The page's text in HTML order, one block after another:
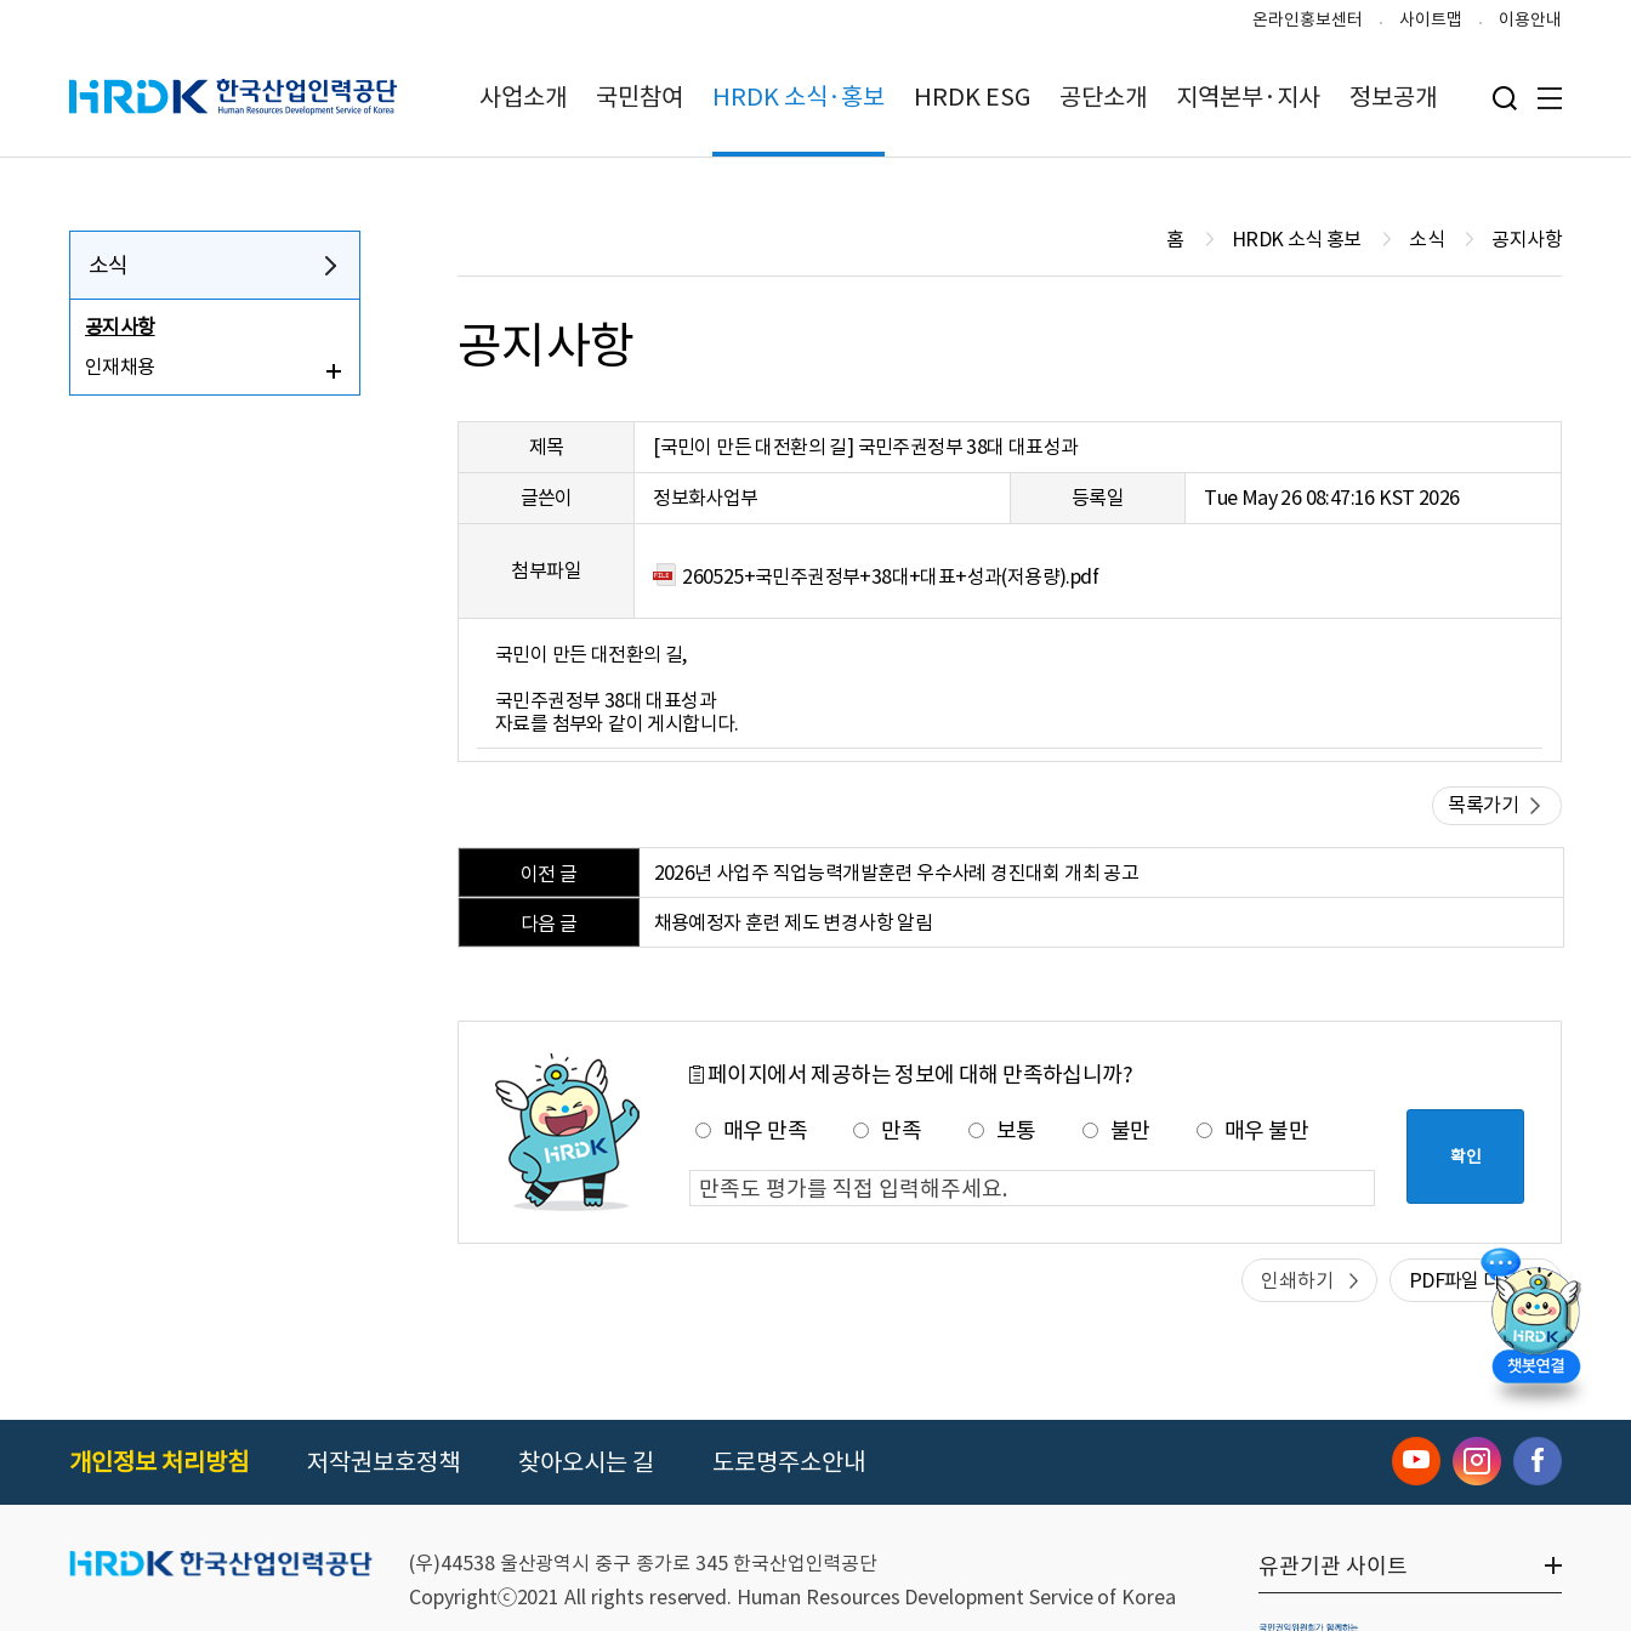
HRDK 한국산업인력공단
온라인홍보센터 사이트맵 이용안내
사업소개 국민참여 HRDK 소식·홍보 HRDK ESG 공단소개 지역본부·지사 정보공개 검색 입력폼 열기
전체메뉴
소식
공지사항
인재채용
홈 HRDK 소식 홍보 소식 공지사항
공지사항
제목 [국민이 만든 대전환의 길] 국민주권정부 38대 대표성과
글쓴이 정보화사업부 등록일 Tue May 26 08:47:16 KST 2026
첨부파일 260525+국민주권정부+38대+대표+성과(저용량).pdf
국민이 만든 대전환의 길,
국민주권정부 38대 대표성과
자료를 첨부와 같이 게시합니다.
목록가기
이전 글 2026년 사업주 직업능력개발훈련 우수사례 경진대회 개최 공고
다음 글 채용예정자 훈련 제도 변경사항 알림
페이지에서 제공하는 정보에 대해 만족하십니까?
매우 만족
만족 보통 불만 매우 불만
PDF파일 다운
인쇄하기
개인정보 처리방침 저작권보호정책 찾아오시는 길 도로명주소안내
(우)44538 울산광역시 중구 종가로 345 한국산업인력공단
Copyrightⓒ2021 All rights reserved. Human Resources Development Service of Korea
유관기관 사이트